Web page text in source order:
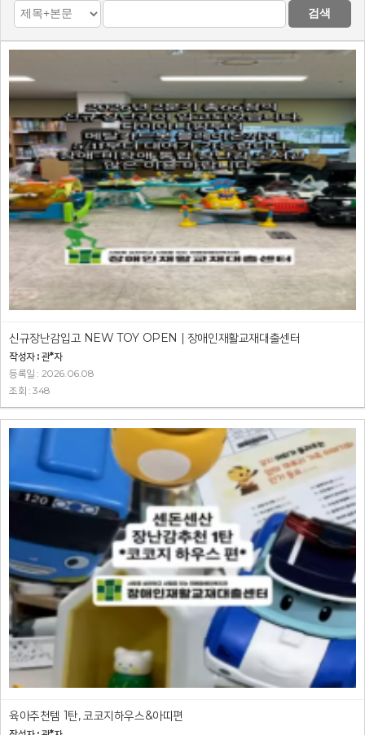
검색
신규장난감입고 NEW TOY OPEN | 장애인재활교재대출센터
작성자 : 관*자
등록일 : 2026.06.08
조회 : 348
육아추천템 1탄, 코코지하우스&아띠편